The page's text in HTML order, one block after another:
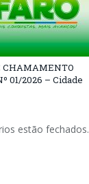
CHAMAMENTO
01/2026 – Cidade
estão fechados.